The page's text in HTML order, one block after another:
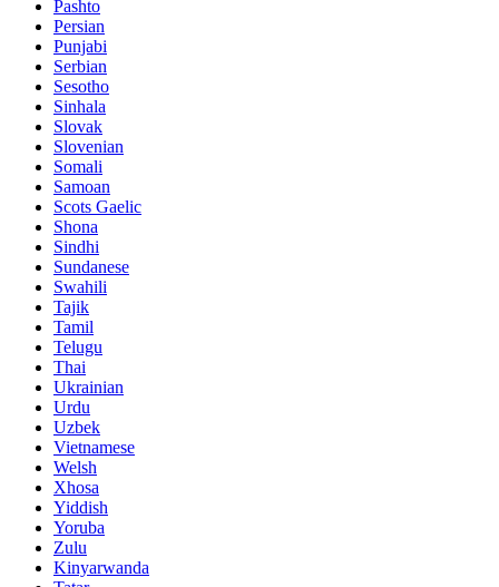
Pashto
Persian
Punjabi
Serbian
Sesotho
Sinhala
Slovak
Slovenian
Somali
Samoan
Scots Gaelic
Shona
Sindhi
Sundanese
Swahili
Tajik
Tamil
Telugu
Thai
Ukrainian
Urdu
Uzbek
Vietnamese
Welsh
Xhosa
Yiddish
Yoruba
Zulu
Kinyarwanda